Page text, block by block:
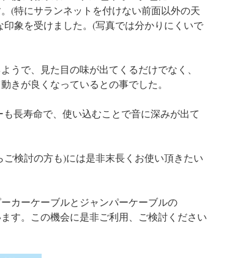
(特にサランネットを付けない前面以外の天
象を受けました。(写真では分かりにくいで
うで、見た目の味が出てくるだけでなく、
きが良くなっているとの事でした。
長寿命で、使い込むことで音に深みが出て
検討の方も)には是非末長くお使い頂きたい
カーケーブルとジャンパーケーブルの
す。この機会に是非ご利用、ご検討ください